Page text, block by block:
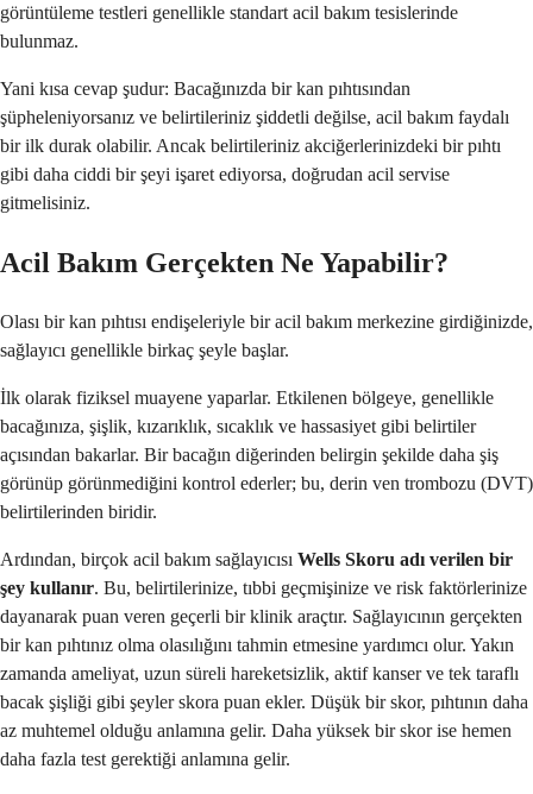
görüntüleme testleri genellikle standart acil bakım tesislerinde
bulunmaz.
Yani kısa cevap şudur: Bacağınızda bir kan pıhtısından
şüpheleniyorsanız ve belirtileriniz şiddetli değilse, acil bakım faydalı
bir ilk durak olabilir. Ancak belirtileriniz akciğerlerinizdeki bir pıhtı
gibi daha ciddi bir şeyi işaret ediyorsa, doğrudan acil servise
gitmelisiniz.
Acil Bakım Gerçekten Ne Yapabilir?
Olası bir kan pıhtısı endişeleriyle bir acil bakım merkezine girdiğinizde,
sağlayıcı genellikle birkaç şeyle başlar.
İlk olarak fiziksel muayene yaparlar. Etkilenen bölgeye, genellikle
bacağınıza, şişlik, kızarıklık, sıcaklık ve hassasiyet gibi belirtiler
açısından bakarlar. Bir bacağın diğerinden belirgin şekilde daha şiş
görünüp görünmediğini kontrol ederler; bu, derin ven trombozu (DVT)
belirtilerinden biridir.
Ardından, birçok acil bakım sağlayıcısı Wells Skoru adı verilen bir
şey kullanır. Bu, belirtilerinize, tıbbi geçmişinize ve risk faktörlerinize
dayanarak puan veren geçerli bir klinik araçtır. Sağlayıcının gerçekten
bir kan pıhtınız olma olasılığını tahmin etmesine yardımcı olur. Yakın
zamanda ameliyat, uzun süreli hareketsizlik, aktif kanser ve tek taraflı
bacak şişliği gibi şeyler skora puan ekler. Düşük bir skor, pıhtının daha
az muhtemel olduğu anlamına gelir. Daha yüksek bir skor ise hemen
daha fazla test gerektiği anlamına gelir.